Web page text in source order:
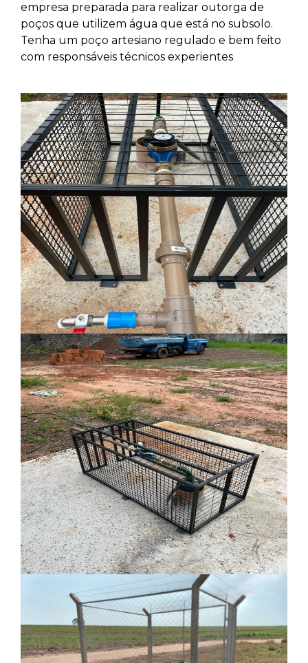
empresa preparada para realizar outorga de
poços que utilizem água que está no subsolo.
Tenha um poço artesiano regulado e bem feito
com responsáveis técnicos experientes